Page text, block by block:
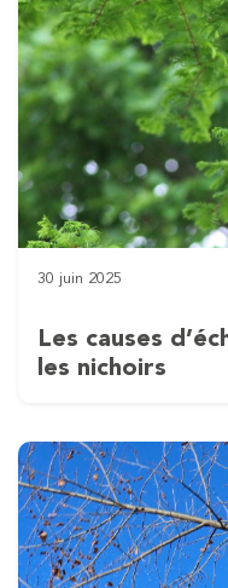
30 juin 2025
Les causes
les nichoirs